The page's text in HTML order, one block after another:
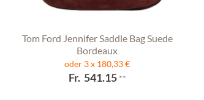
Tom Ford Jennifer Saddle Bag Suede
Bordeaux
oder 3 x 180,33 €
Fr. 541.15**